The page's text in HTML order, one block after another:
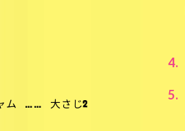
ム …… 大さじ2
4.
5.